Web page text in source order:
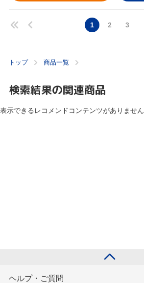
1 2 3
トップ 商品一覧
検索結果の関連商品
表示できるレコメンドコンテンツがありません
ヘルプ・ご質問